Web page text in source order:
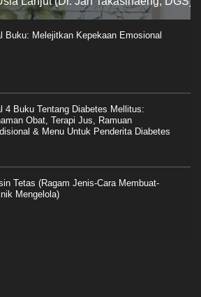
Buku: Melejitkan Kepekaan Emosional
4 Buku Tentang Diabetes Mellitus:
Obat, Terapi Jus, Ramuan
& Menu Untuk Penderita Diabetes
Tetas (Ragam Jenis-Cara Membuat-
Mengelola)